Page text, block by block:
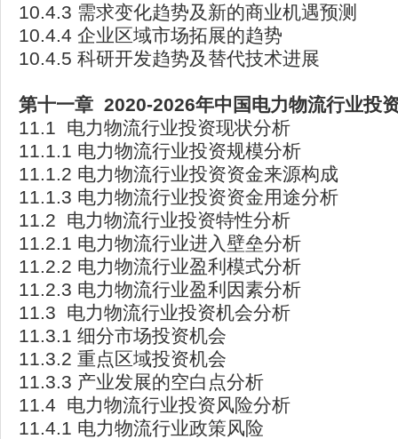
10.4.3 需求变化趋势及新的商业机遇预测
10.4.4 企业区域市场拓展的趋势
10.4.5 科研开发趋势及替代技术进展
第十一章 2020-2026年中国电力物流行业投
11.1 电力物流行业投资现状分析
11.1.1 电力物流行业投资规模分析
11.1.2 电力物流行业投资资金来源构成
11.1.3 电力物流行业投资资金用途分析
11.2 电力物流行业投资特性分析
11.2.1 电力物流行业进入壁垒分析
11.2.2 电力物流行业盈利模式分析
11.2.3 电力物流行业盈利因素分析
11.3 电力物流行业投资机会分析
11.3.1 细分市场投资机会
11.3.2 重点区域投资机会
11.3.3 产业发展的空白点分析
11.4 电力物流行业投资风险分析
11.4.1 电力物流行业政策风险